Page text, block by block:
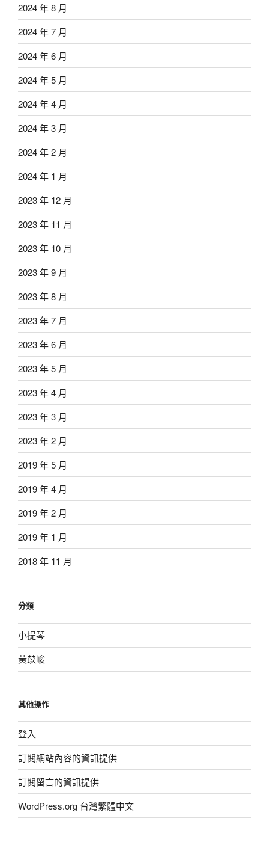
2024 年 8 月
2024 年 7 月
2024 年 6 月
2024 年 5 月
2024 年 4 月
2024 年 3 月
2024 年 2 月
2024 年 1 月
2023 年 12 月
2023 年 11 月
2023 年 10 月
2023 年 9 月
2023 年 8 月
2023 年 7 月
2023 年 6 月
2023 年 5 月
2023 年 4 月
2023 年 3 月
2023 年 2 月
2019 年 5 月
2019 年 4 月
2019 年 2 月
2019 年 1 月
2018 年 11 月
分類
小提琴
黃苡峻
其他操作
登入
訂閱網站內容的資訊提供
訂閱留言的資訊提供
WordPress.org 台灣繁體中文